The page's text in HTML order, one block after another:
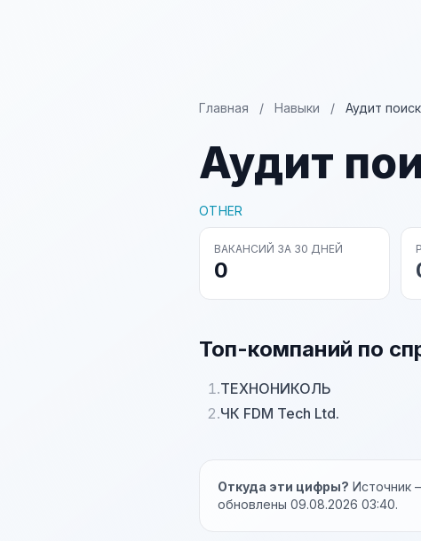
Главная / Навыки / Аудит
Аудит
OTHER
ВАКАНСИЙ ЗА 30 ДНЕЙ
0
Топ-компаний по
1.ТЕХНОНИКОЛЬ
2.ЧК FDM Tech Ltd.
Откуда эти цифры? Источник
обновлены 09.08.2026 03:40.